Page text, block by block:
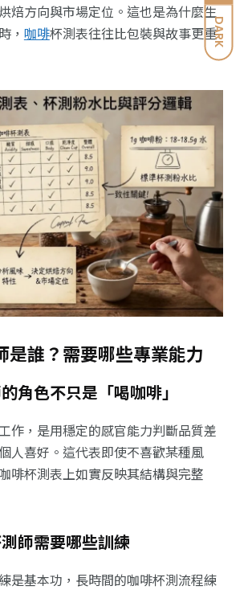
DARK
焙方向與市場定位。這也是為什麼生
， 咖啡杯測表往往比包裝與故事更重
是誰？需要哪些專業能力
角色不只是「喝咖啡」
作，是用穩定的感官能力判斷品質差
人喜好。這代表即使不喜歡某種風
啡杯測表上如實反映其結構與完整
師需要哪些訓練
是基本功，長時間的咖啡杯測流程練